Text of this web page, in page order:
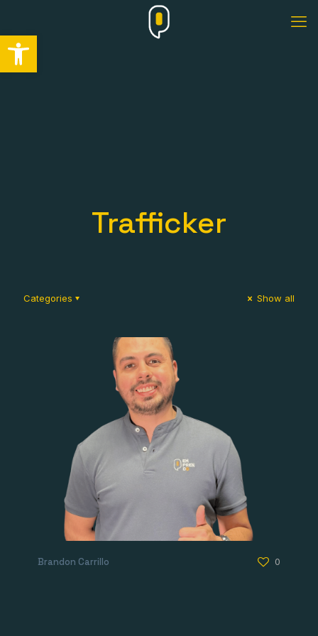
Abrir barra de herramientas
Trafficker
Categories Show all
Brandon Carrillo 0